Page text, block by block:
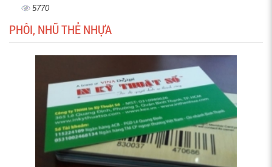
5770
PHÔI, NHŨ THẺ NHỰA